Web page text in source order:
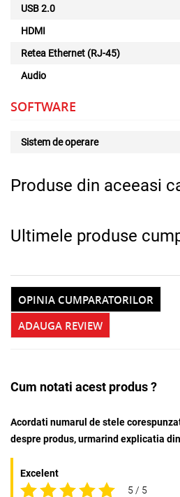
USB 2.0
HDMI
Retea Ethernet (RJ-45)
Audio
SOFTWARE
Sistem de operare
Produse din aceeasi
Ultimele produse
ADAUGA REVIEW
OPINIA CUMPARATORILOR
Cum notati acest produs ?
Acordati numarul de stele
despre produs, urmarind explicatia
Excelent
5 / 5